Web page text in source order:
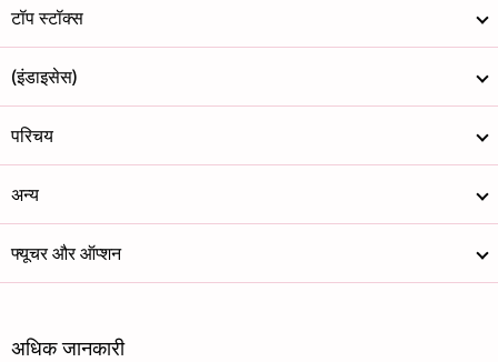
टॉप स्टॉक्स
(इंडाइसेस)
परिचय
अन्य
फ्यूचर और ऑप्शन
अधिक जानकारी